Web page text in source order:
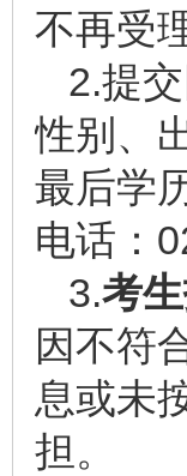
不再受
2.提
性别、
最后学
电话：
3.考生
因不符
息或未
担。